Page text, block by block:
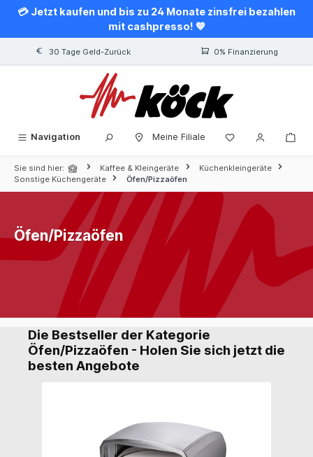
springen
💳 Jetzt kaufen und bis zu 24 Monate zinsfrei bezahlen
mit cashpresso! 💙
30 Tage Geld-Zurück 0% Finanzierung
Navigation Meine Filiale
Sie sind hier: Kaffee & Kleingeräte
Küchenkleingeräte
Sonstige Küchengeräte
Öfen/Pizzaöfen
Öfen/Pizzaöfen
Die Bestseller der Kategorie
Öfen/Pizzaöfen - Holen Sie sich jetzt die
besten Angebote